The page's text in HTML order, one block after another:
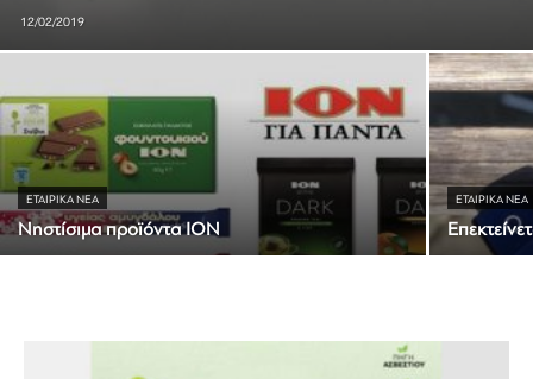
12/02/2019
ΕΤΑΙΡΙΚΆ ΝΈΑ
Νηστίσιμα προϊόντα ΙΟΝ
ΕΤΑΙΡΙΚΆ ΝΈΑ